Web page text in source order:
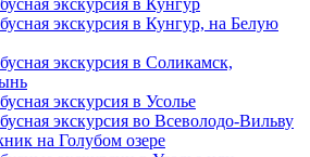
экскурсия в Кунгур
экскурсия в Кунгур, на Белую
экскурсия в Соликамск,
экскурсия в Усолье
экскурсия во Всеволодо-Вильву
на Голубом озере